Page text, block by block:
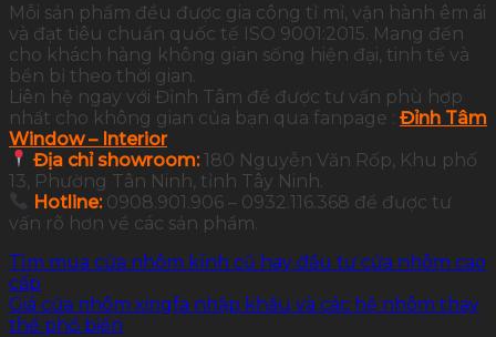
Mỗi sản phẩm đều được gia công tỉ mỉ, vận hành êm ái
và đạt tiêu chuẩn quốc tế ISO 9001:2015. Mang đến
cho khách hàng không gian sống hiện đại, tinh tế và
bền bỉ theo thời gian.
Liên hệ ngay với Đỉnh Tâm để được tư vấn phù hợp
nhất cho không gian của bạn qua fanpage : Đỉnh Tâm
Window – Interior
Địa chỉ showroom:180 Nguyễn Văn Rốp, Khu phố
13, Phường Tân Ninh, tỉnh Tây Ninh.
Hotline: 0908.901.906 – 0932.116.368 để được tư
vấn rõ hơn về các sản phẩm.
Tìm mua cửa nhôm kính cũ hay đầu tư cửa nhôm cao
cấp
Giá cửa nhôm xingfa nhập khẩu và các hệ nhôm thay
thế phổ biến